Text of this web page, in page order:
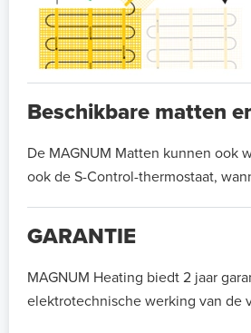
Beschikbare matten
De MAGNUM Matten kunnen ook
ook de S-Control-thermostaat,
GARANTIE
MAGNUM Heating biedt 2 jaar
elektrotechnische werking van de